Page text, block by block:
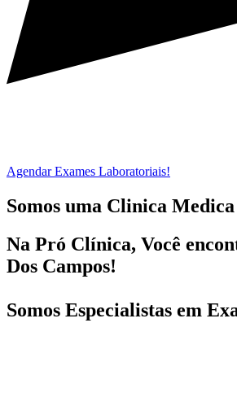
Agendar Exames Laboratoriais!
Somos uma Clinica
Na Pró Clínica, Você
Dos Campos!
Somos Especialistas em